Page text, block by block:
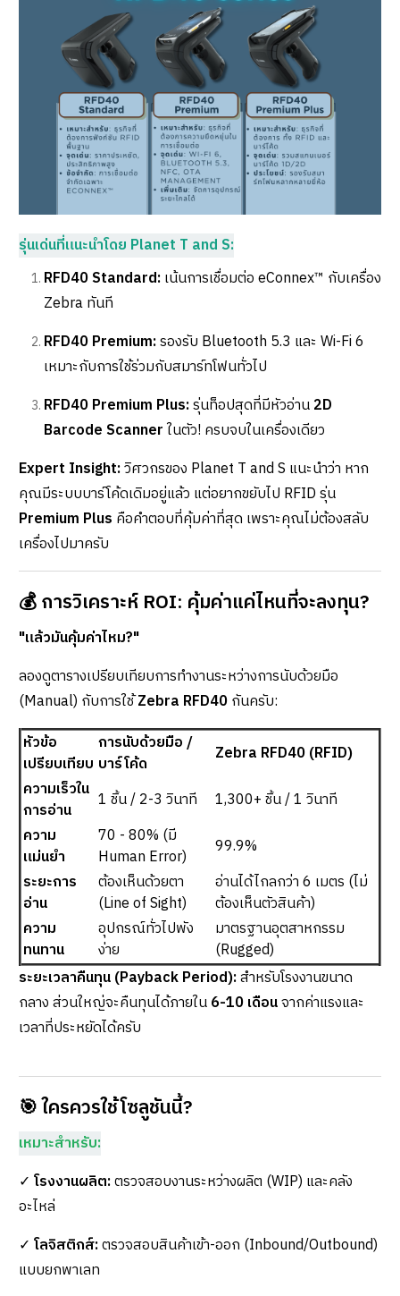
รุ่นเด่นที่แนะนำโดย Planet T and S:
RFD40 Standard:เน้นการเชื่อมต่อ eConnex™ กับเครื่อง
Zebra ทันที
RFD40 Premium:รองรับ Bluetooth 5.3 และ Wi-Fi 6
เหมาะกับการใช้ร่วมกับสมาร์ทโฟนทั่วไป
RFD40 Premium Plus:รุ่นท็อปสุดที่มีหัวอ่าน2D
Barcode Scannerในตัว! ครบจบในเครื่องเดียว
Expert Insight:วิศวกรของ Planet T and S แนะนำว่า หาก
คุณมีระบบบาร์โค้ดเดิมอยู่แล้ว แต่อยากขยับไป RFID รุ่น
Premium Plus คือคำตอบที่คุ้มค่าที่สุด เพราะคุณไม่ต้องสลับ
เครื่องไปมาครับ
💰การวิเคราะห์ ROI: คุ้มค่าแค่ไหนที่จะลงทุน?
"แล้วมันคุ้มค่าไหม?"
ลองดูตารางเปรียบเทียบการทำงานระหว่างการนับด้วยมือ
(Manual) กับการใช้Zebra RFD40กันครับ:
หัวข้อ
เปรียบเทียบ
การนับด้วยมือ /
บาร์โค้ด
Zebra RFD40 (RFID)
ความเร็วใน
การอ่าน
1 ชิ้น / 2-3 วินาที
1,300+ ชิ้น / 1 วินาที
ความ
แม่นยำ
70 - 80% (มี
Human Error)
99.9%
ระยะการ
อ่าน
ต้องเห็นด้วยตา
(Line of Sight)
อ่านได้ไกลกว่า 6 เมตร (ไม่
ต้องเห็นตัวสินค้า)
ความ
ทนทาน
อุปกรณ์ทั่วไปพัง
ง่าย
มาตรฐานอุตสาหกรรม
(Rugged)
ระยะเวลาคืนทุน (Payback Period):สำหรับโรงงานขนาด
กลาง ส่วนใหญ่จะคืนทุนได้ภายใน6-10 เดือนจากค่าแรงและ
เวลาที่ประหยัดได้ครับ
🎯ใครควรใช้โซลูชันนี้?
เหมาะสำหรับ:
✓ โรงงานผลิต:ตรวจสอบงานระหว่างผลิต (WIP) และคลัง
อะไหล่
✓ โลจิสติกส์:ตรวจสอบสินค้าเข้า-ออก (Inbound/Outbound)
แบบยกพาเลท